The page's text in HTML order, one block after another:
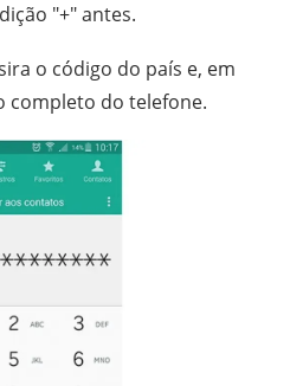
"+" antes.
o código do país e, em
completo do telefone.